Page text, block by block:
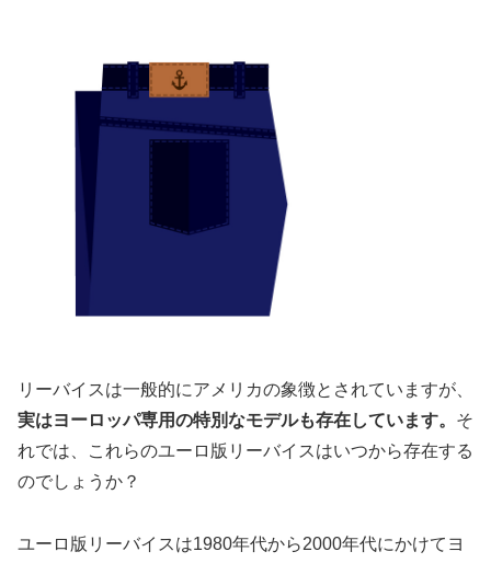
リーバイスは一般的にアメリカの象徴とされていますが、
実はヨーロッパ専用の特別なモデルも存在しています。 そ
れでは、これらのユーロ版リーバイスはいつから存在する
のでしょうか？
ユーロ版リーバイスは1980年代から2000年代にかけてヨ